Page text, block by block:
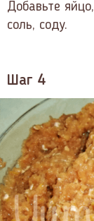
Добавьте
соль, соду.
Шаг 4